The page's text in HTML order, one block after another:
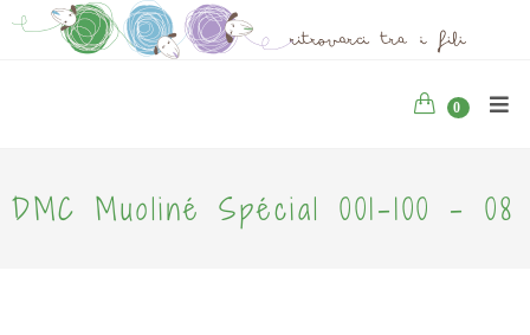
0
DMC Muoliné Spécial 001-100 - 08